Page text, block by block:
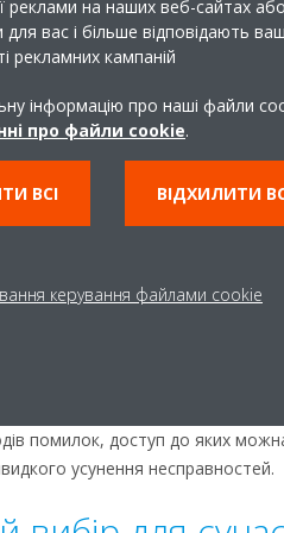
відповідно до
вентилятора та частота
вентилятора для
автоматично
непотрібному потоку повітря
охолодження
турбо на 20 хвилин
швидке зниження
обслуговування
несправності та збої,
помилок, доступ до яких
усунення несправностей.
реклами на наших веб-сайтах
для вас і більше відповідають
рекламних кампаній
інформацію про наші файли
про файли cookie.
ВСІ ВІДХИЛИТИ
керування файлами cookie